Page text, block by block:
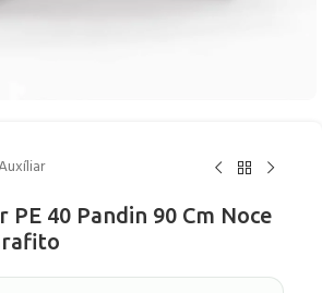
PE 40 Pandin 90 Cm Noce